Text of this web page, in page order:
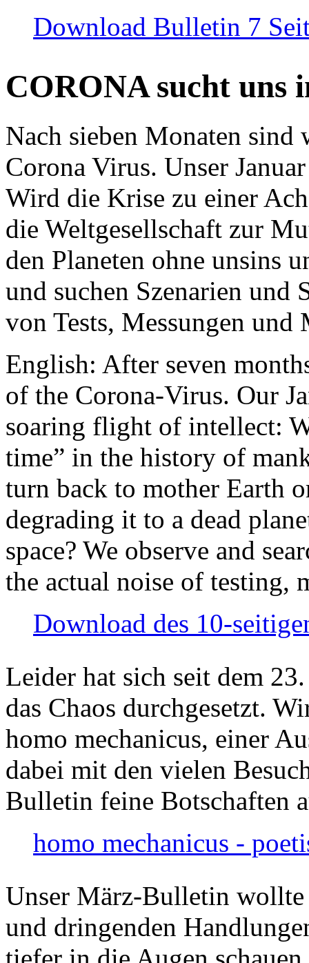
Download Bulletin 7
CORONA sucht uns
Nach sieben Monaten
Corona Virus. Unser
Wird die Krise zu einer
die Weltgesellschaft zur
den Planeten ohne unsins
und suchen Szenarien und
von Tests, Messungen und
English: After seven
of the Corona-Virus. Our
soaring flight of intellect:
time” in the history of
turn back to mother Earth
degrading it to a dead
space? We observe and
the actual noise of testing,
Download des 10-
Leider hat sich seit dem
das Chaos durchgesetzt.
homo mechanicus, einer
dabei mit den vielen
Bulletin feine Botschaften
homo mechanicus -
Unser März-Bulletin
und dringenden